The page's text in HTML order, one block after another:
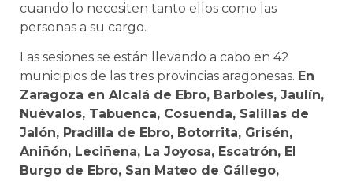
cuando lo necesiten tanto ellos como las
personas a su cargo.
Las sesiones se están llevando a cabo en 42
municipios de las tres provincias aragonesas. En
Zaragoza en Alcalá de Ebro, Barboles, Jaulín,
Nuévalos, Tabuenca, Cosuenda, Salillas de
Jalón, Pradilla de Ebro, Botorrita, Grisén,
Aniñón, Leciñena, La Joyosa, Escatrón, El
Burgo de Ebro, San Mateo de Gállego,